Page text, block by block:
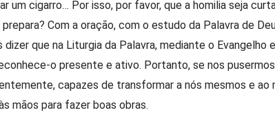
um cigarro… Por isso, por favor, que a homilia seja
prepara? Com a oração, com o estudo da Palavra de
dizer que na Liturgia da Palavra, mediante o
o presente e ativo. Portanto, se nos
capazes de transformar a nós mesmos e ao
mãos para fazer boas obras.